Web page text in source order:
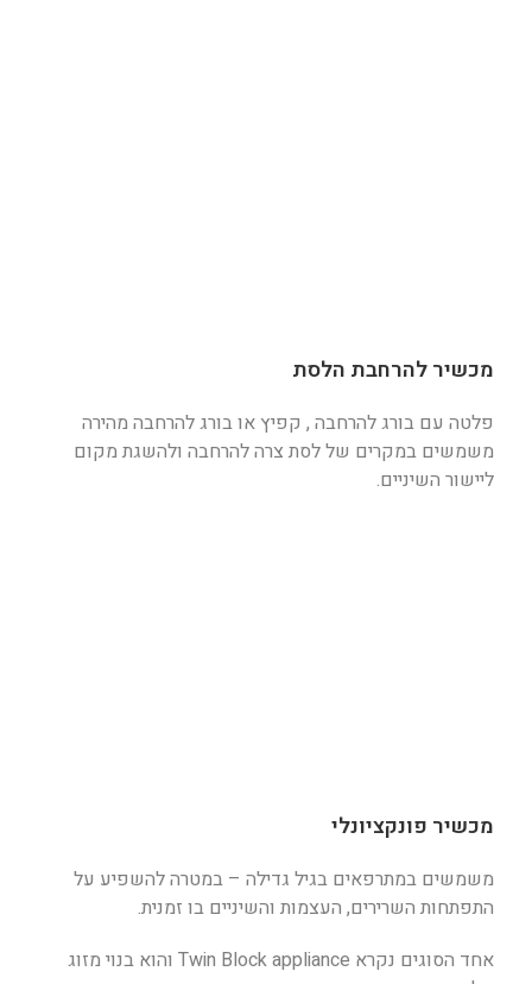
מכשיר להרחבת הלסת
פלטה עם בורג להרחבה , קפיץ או בורג להרחבה מהירה
משמשים במקרים של לסת צרה להרחבה ולהשגת מקום
ליישור השיניים.
מכשיר פונקציונלי
משמשים במתרפאים בגיל גדילה – במטרה להשפיע על
התפתחות השרירים, העצמות והשיניים בו זמנית.
אחד הסוגים נקרא Twin Block appliance והוא בנוי מזוג